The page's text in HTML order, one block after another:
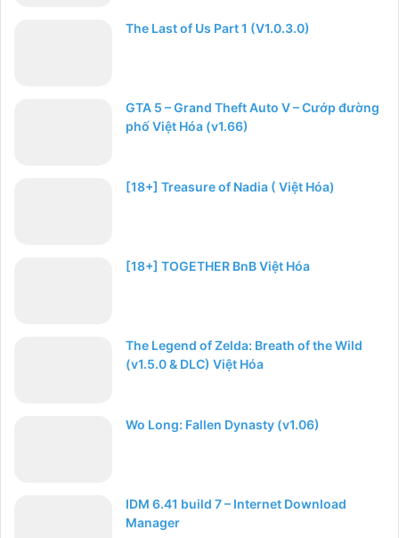
The Last of Us Part 1 (V1.0.3.0)
GTA 5 – Grand Theft Auto V – Cướp đường
phố Việt Hóa (v1.66)
[18+] Treasure of Nadia ( Việt Hóa)
[18+] TOGETHER BnB Việt Hóa
The Legend of Zelda: Breath of the Wild
(v1.5.0 & DLC) Việt Hóa
Wo Long: Fallen Dynasty (v1.06)
IDM 6.41 build 7 – Internet Download
Manager